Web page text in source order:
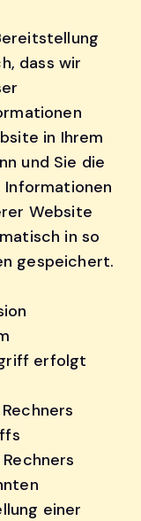
dass wir
in Ihrem
und Sie die
Informationen
Website
in so
gespeichert.
erfolgt
einer